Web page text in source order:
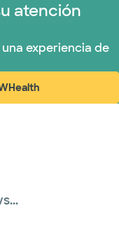
atención
experiencia de
nueva)